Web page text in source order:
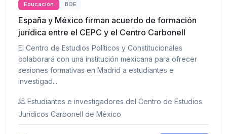
Educación BOE
España y México firman acuerdo de formación
jurídica entre el CEPC y el Centro Carbonell
El Centro de Estudios Políticos y Constitucionales
colaborará con una institución mexicana para ofrecer
sesiones formativas en Madrid a estudiantes e
investigad...
Estudiantes e investigadores del Centro de Estudios
Jurídicos Carbonell de México